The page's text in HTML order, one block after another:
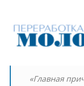
«Главная